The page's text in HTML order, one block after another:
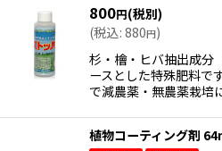
800円(税別)
(税込: 880円)
杉・檜・ヒバ抽出成分
ースとした特殊肥料で
で減農薬・無農薬栽
植物コーティング剤